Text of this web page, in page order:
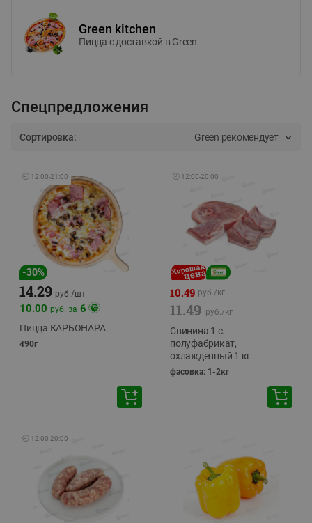
Green kitchen
Пицца c доставкой в Green
Спецпредложения
Сортировка: Green рекомендует
🕘 12:00-21:00
-30%
14.29 руб./шт
10.00 руб. за 6
Пицца КАРБОНАРА
490г
🕘 12:00-20:00
10.49 руб./кг
11.49 руб./кг
Свинина 1 с.
полуфабрикат,
охлажденный 1 кг
фасовка: 1-2кг
🕘 12:00-20:00